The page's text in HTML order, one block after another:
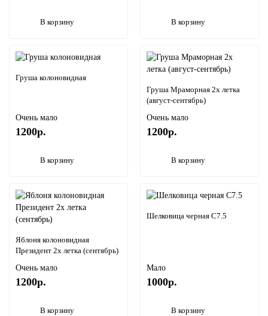
В корзину В корзину
Груша колоновидная
Очень мало
1200р.
В корзину
Груша Мраморная 2х летка
(август-сентябрь)
Очень мало
1200р.
В корзину
Яблоня колоновидная
Президент 2х летка (сентябрь)
Очень мало
1200р.
В корзину
Шелковица черная С7.5
Мало
1000р.
В корзину